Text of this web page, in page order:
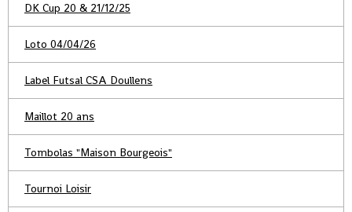
DK Cup 20 & 21/12/25
Loto 04/04/26
Label Futsal CSA Doullens
Maillot 20 ans
Tombolas "Maison Bourgeois"
Tournoi Loisir